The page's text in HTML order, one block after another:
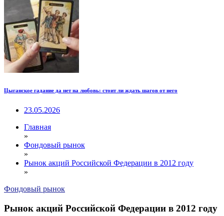
Цыганское гадание да нет на любовь: стоит ли ждать шагов от него
23.05.2026
Главная
»
Фондовый рынок
»
Рынок акций Российской Федерации в 2012 году
»
Фондовый рынок
Рынок акций Российской Федерации в 2012 году